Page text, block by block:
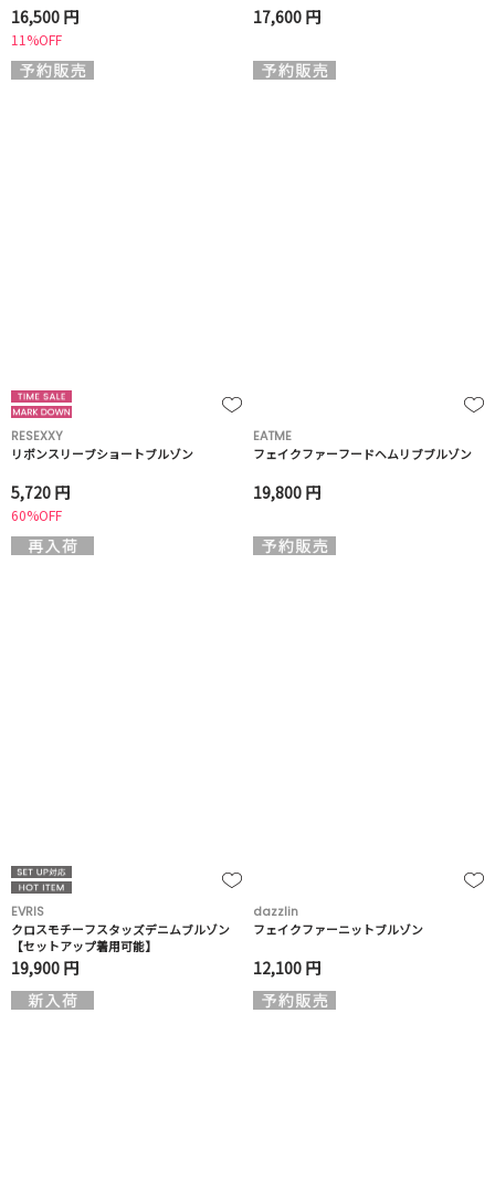
16,500 円
11%OFF
17,600 円
RESEXXY
リボンスリーブショートブルゾン
5,720 円
60%OFF
EATME
フェイクファーフードヘムリブブルゾン
19,800 円
EVRIS
クロスモチーフスタッズデニムブルゾン
【セットアップ着用可能】
19,900 円
dazzlin
フェイクファーニットブルゾン
12,100 円